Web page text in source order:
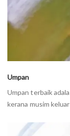
Umpan
Umpan terbaik
kerana musim